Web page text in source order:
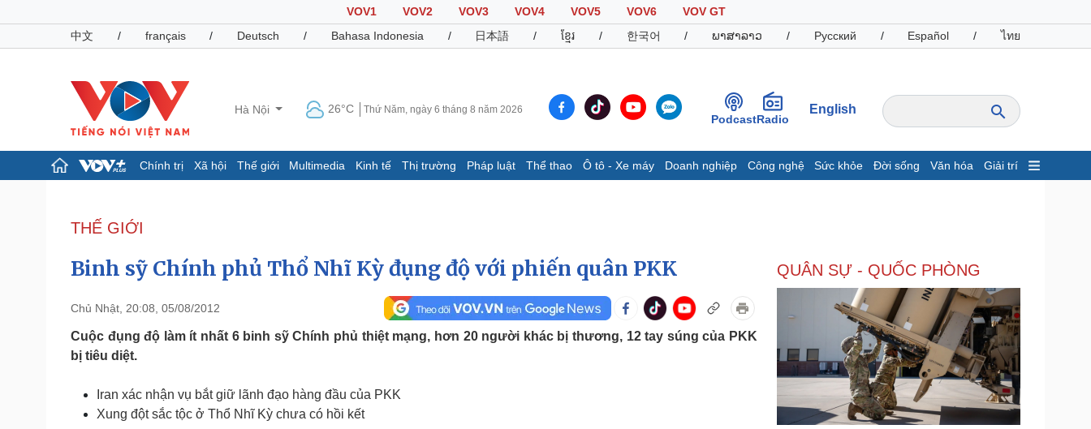
VOV1 VOV2 VOV3 VOV4 VOV5 VOV6
VOV GT
中文
/ français / Deutsch / Bahasa Indonesia / 日本語 / ខ្មែរ / 한국어 / ພາສາລາວ / Русский / Español / ไทย
Hà Nội 26°C Thứ Năm, ngày 6 tháng 8 năm 2026
PodcastRadio
English
Chính trị Xã hội Thế giới Multimedia Kinh tế Thị trường Pháp luật Thể thao Ô tô - Xe máy Doanh nghiệp Công nghệ Sức khỏe Đời sống Văn hóa Giải trí
Đảng
Tổ chức nhân sự
Nhận diện sự thật
Giáo dục
Dấu ấn VOV
Infographic
Chứng khoán
Giá cà phê
Pháp luật
Vụ án
Tư vấn luật
Quân sự - Quốc phòng
Phân tích
Thể thao
Thế giới thể thao
Ô tô - Xe máy
Doanh nghiệp
Thông tin doanh nghiệp
Vì cộng đồng
Công nghệ
Sành điệu
Tin Công nghệ
Trải nghiệm
Chuyển đổi số
THẾ GIỚI
Binh sỹ Chính phủ Thổ Nhĩ Kỳ đụng độ với phiến quân PKK
Chủ Nhật, 20:08, 05/08/2012
Cuộc đụng độ làm ít nhất 6 binh sỹ Chính phủ thiệt mạng, hơn 20 người khác bị thương, 12 tay súng của PKK
bị tiêu diệt.
Iran xác nhận vụ bắt giữ lãnh đạo hàng đầu của PKK
Xung đột sắc tộc ở Thổ Nhĩ Kỳ chưa có hồi kết
QUÂN SỰ - QUỐC PHÒNG